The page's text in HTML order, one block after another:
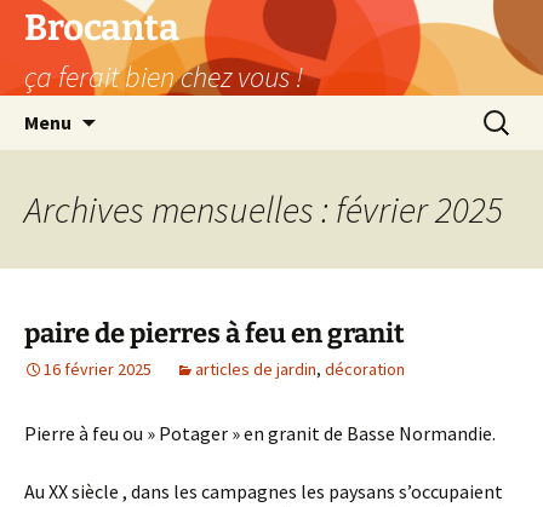
Aller
contenu
Brocanta
ça ferait bien chez vous !
Menu
Archives mensuelles : février 2025
paire de pierres à feu en granit
16 février 2025 articles de jardin, décoration
Pierre à feu ou » Potager » en granit de Basse Normandie.
Au XX siècle , dans les campagnes les paysans s’occupaient